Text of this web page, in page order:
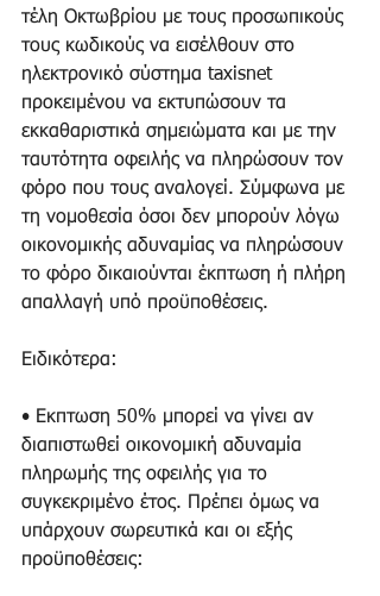
τέλη Οκτωβρίου με τους προσωπικούς
τους κωδικούς να εισέλθουν στο
ηλεκτρονικό σύστημα taxisnet
προκειμένου να εκτυπώσουν τα
εκκαθαριστικά σημειώματα και με την
ταυτότητα οφειλής να πληρώσουν τον
φόρο που τους αναλογεί. Σύμφωνα με
τη νομοθεσία όσοι δεν μπορούν λόγω
οικονομικής αδυναμίας να πληρώσουν
το φόρο δικαιούνται έκπτωση ή πλήρη
απαλλαγή υπό προϋποθέσεις.
Ειδικότερα:
• Εκπτωση 50% μπορεί να γίνει αν
διαπιστωθεί οικονομική αδυναμία
πληρωμής της οφειλής για το
συγκεκριμένο έτος. Πρέπει όμως να
υπάρχουν σωρευτικά και οι εξής
προϋποθέσεις: